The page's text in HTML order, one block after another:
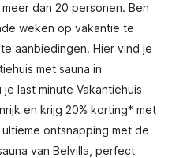
dan 20 personen. Ben
weken op vakantie te
aanbiedingen. Hier vind je
met sauna in
last minute Vakantiehuis
en krijg 20% korting* met
ontsnapping met de
van Belvilla, perfect